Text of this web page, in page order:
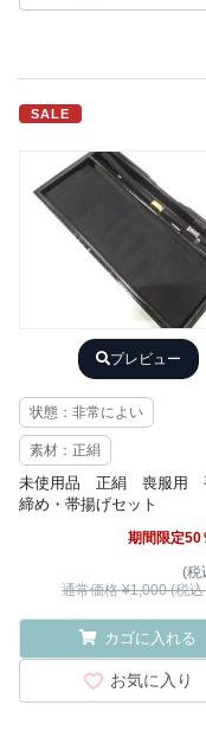
SALE
プレビュー
状態：非常によい
素材：正絹
未使用品 正絹 喪服用
締め・帯揚げセット
期間限定50
(税
通常価格 ¥1,000 (税
カゴに入れる
お気に入り